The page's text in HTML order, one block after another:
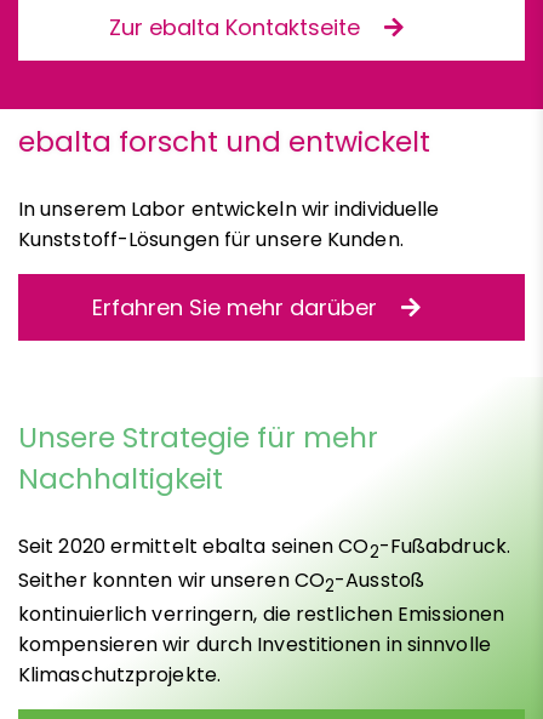
Zur ebalta Kontaktseite
ebalta forscht und entwickelt
In unserem Labor entwickeln wir individuelle
Kunststoff-Lösungen für unsere Kunden.
Erfahren Sie mehr darüber
Unsere Strategie für mehr
Nachhaltigkeit
Seit 2020 ermittelt ebalta seinen CO2-Fußabdruck.
Seither konnten wir unseren CO2-Ausstoß
kontinuierlich verringern, die restlichen Emissionen
kompensieren wir durch Investitionen in sinnvolle
Klimaschutzprojekte.